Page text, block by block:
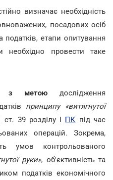
визначає необхідність
посадових осіб
податків, етапи опитування
провести таке
з метою дослідження
принципу «витягнутої
39 розділу I ПК під час
операцій. Зокрема,
умов контрольованого
руки», об'єктивність та
податків економічного